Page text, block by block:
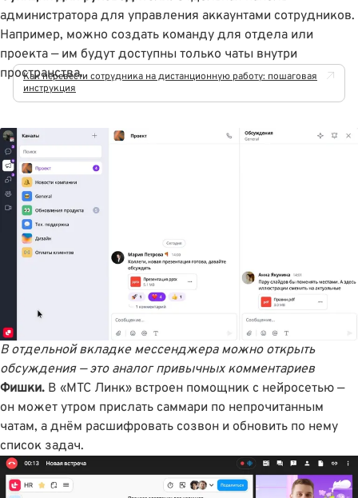
администратора для управления аккаунтами сотрудников.
Например, можно создать команду для отдела или
проекта — им будут доступны только чаты внутри
пространства.
Как перевести сотрудника на дистанционную работу: пошаговая
инструкция
В отдельной вкладке мессенджера можно открыть
обсуждения — это аналог привычных комментариев
Фишки. В «МТС Линк» встроен помощник с нейросетью —
он может утром прислать саммари по непрочитанным
чатам, а днём расшифровать созвон и обновить по нему
список задач.